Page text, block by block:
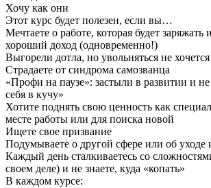
Хочу как они
Этот курс будет полезен, если вы…
Мечтаете о работе, которая будет заряжать
хороший доход (одновременно!)
Выгорели дотла, но увольняться не хочется
Страдаете от синдрома самозванца
«Профи на паузе»: застыли в развитии и
себя в кучу»
Хотите поднять свою ценность как
месте работы или для поиска новой
Ищете свое призвание
Подумываете о другой сфере или об уходе
Каждый день сталкиваетесь со
своем деле) и не знаете, куда «копать»
В каждом курсе: